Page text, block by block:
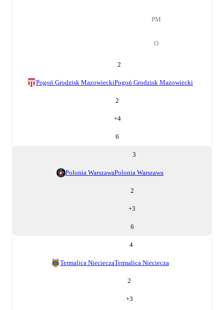
РМ
О
2
Pogoń Grodzisk MazowieckiPogoń Grodzisk Mazowiecki
2
+4
6
3
Polonia WarszawaPolonia Warszawa
2
+3
6
4
Termalica NiecieczaTermalica Nieciecza
2
+3